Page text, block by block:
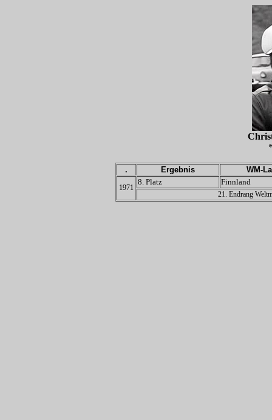
. Ergebnis WM-
1971
8. Platz Finnland
21. Endrang